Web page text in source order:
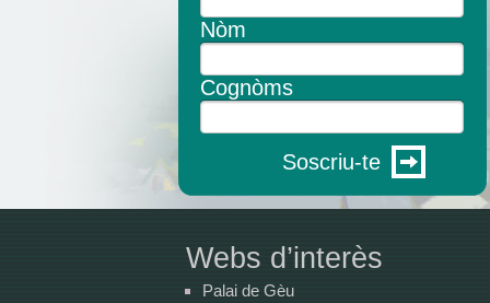
Nòm
Cognòms
Soscriu-te
Webs d’interès
Palai de Gèu